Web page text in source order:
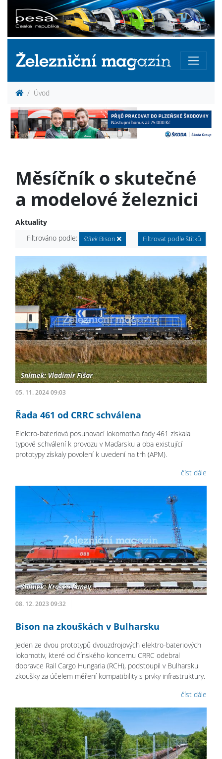
Úvod
Měsíčník o skutečné
a modelové železnici
Aktuality
Filtrováno podle:
štítek Bison Filtrovat podle štítků
05. 11. 2024 09:03
Řada 461 od CRRC schválena
Elektro-bateriová posunovací lokomotiva řady 461 získala
typové schválení k provozu v Maďarsku a oba existující
prototypy získaly povolení k uvedení na trh (APM).
číst dále
08. 12. 2023 09:32
Bison na zkouškách v Bulharsku
Jeden ze dvou prototypů dvouzdrojových elektro-bateriových
lokomotiv, které od čínského koncernu CRRC odebral
dopravce Rail Cargo Hungaria (RCH), podstoupil v Bulharsku
zkoušky za účelem měření kompatibility s prvky infrastruktury.
číst dále